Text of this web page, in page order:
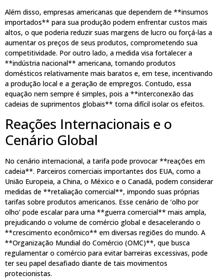
Além disso, empresas americanas que dependem de **insumos
importados** para sua produção podem enfrentar custos mais
altos, o que poderia reduzir suas margens de lucro ou forçá-las a
aumentar os preços de seus produtos, comprometendo sua
competitividade. Por outro lado, a medida visa fortalecer a
**indústria nacional** americana, tornando produtos
domésticos relativamente mais baratos e, em tese, incentivando
a produção local e a geração de empregos. Contudo, essa
equação nem sempre é simples, pois a **interconexão das
cadeias de suprimentos globais** torna difícil isolar os efeitos.
Reações Internacionais e o
Cenário Global
No cenário internacional, a tarifa pode provocar **reações em
cadeia**. Parceiros comerciais importantes dos EUA, como a
União Europeia, a China, o México e o Canadá, podem considerar
medidas de **retaliação comercial**, impondo suas próprias
tarifas sobre produtos americanos. Esse cenário de ‘olho por
olho’ pode escalar para uma **guerra comercial** mais ampla,
prejudicando o volume de comércio global e desacelerando o
**crescimento econômico** em diversas regiões do mundo. A
**Organização Mundial do Comércio (OMC)**, que busca
regulamentar o comércio para evitar barreiras excessivas, pode
ter seu papel desafiado diante de tais movimentos
protecionistas.